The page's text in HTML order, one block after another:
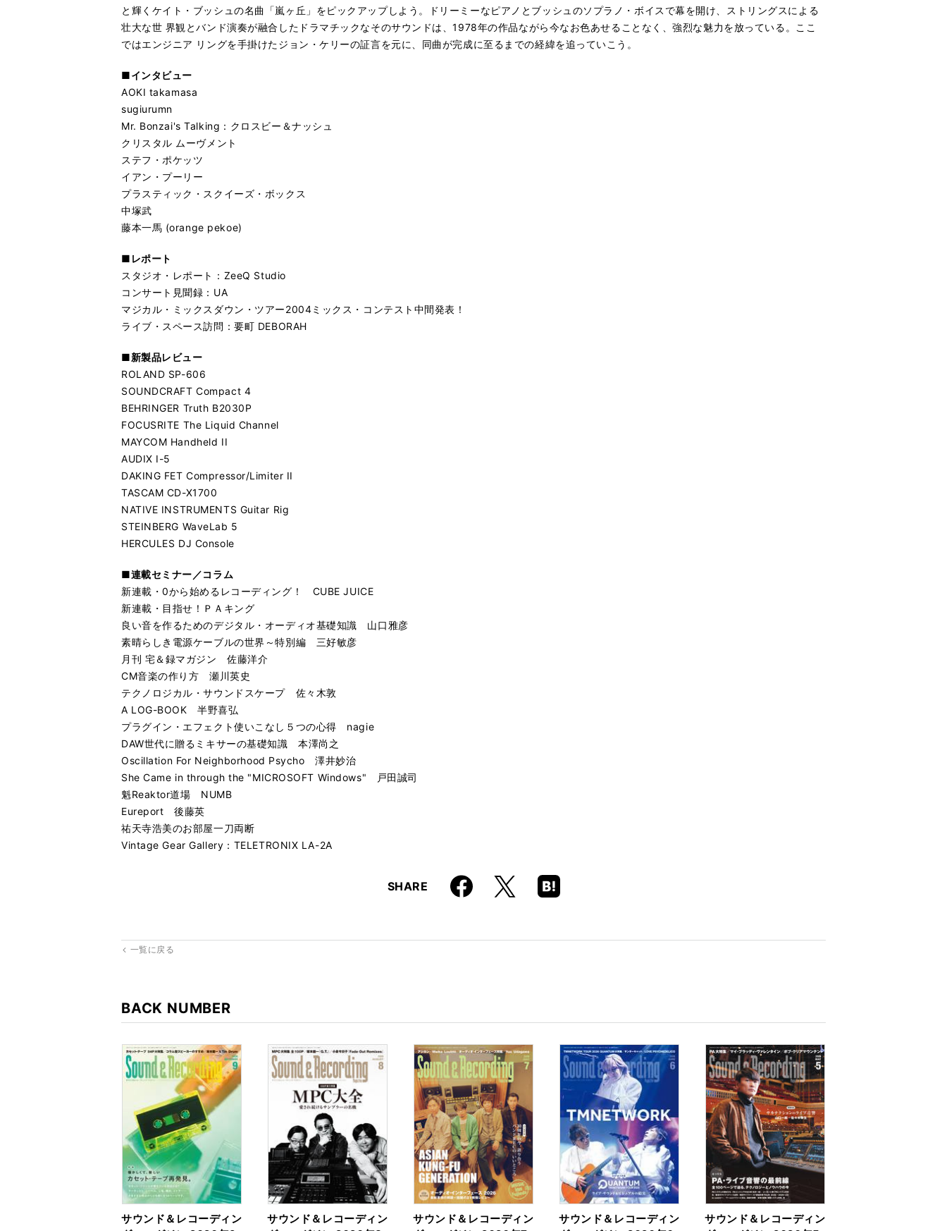
と輝くケイト・ブッシュの名曲「嵐ヶ丘」をピックアップしよう。ドリーミーなピアノとブッシュのソプラノ・ボイスで幕を開け、ストリングスによる
壮大な世 界観とバンド演奏が融合したドラマチックなそのサウンドは、1978年の作品ながら今なお色あせることなく、強烈な魅力を放っている。ここ
ではエンジニア リングを手掛けたジョン・ケリーの証言を元に、同曲が完成に至るまでの経緯を追っていこう。
■インタビュー
AOKI takamasa
sugiurumn
Mr. Bonzai's Talking：クロスビー＆ナッシュ
クリスタル ムーヴメント
ステフ・ポケッツ
イアン・プーリー
プラスティック・スクイーズ・ボックス
中塚武
藤本一馬 (orange pekoe)
■レポート
スタジオ・レポート：ZeeQ Studio
コンサート見聞録：UA
マジカル・ミックスダウン・ツアー2004ミックス・コンテスト中間発表！
ライブ・スペース訪問：要町 DEBORAH
■新製品レビュー
ROLAND SP-606
SOUNDCRAFT Compact 4
BEHRINGER Truth B2030P
FOCUSRITE The Liquid Channel
MAYCOM Handheld II
AUDIX I-5
DAKING FET Compressor/Limiter II
TASCAM CD-X1700
NATIVE INSTRUMENTS Guitar Rig
STEINBERG WaveLab 5
HERCULES DJ Console
■連載セミナー／コラム
新連載・0から始めるレコーディング！ CUBE JUICE
新連載・目指せ！ＰＡキング
良い音を作るためのデジタル・オーディオ基礎知識 山口雅彦
素晴らしき電源ケーブルの世界～特別編 三好敏彦
月刊 宅＆録マガジン 佐藤洋介
CM音楽の作り方 瀬川英史
テクノロジカル・サウンドスケープ 佐々木敦
A LOG-BOOK 半野喜弘
プラグイン・エフェクト使いこなし５つの心得 nagie
DAW世代に贈るミキサーの基礎知識 本澤尚之
Oscillation For Neighborhood Psycho 澤井妙治
She Came in through the "MICROSOFT Windows" 戸田誠司
魁Reaktor道場 NUMB
Eureport 後藤英
祐天寺浩美のお部屋一刀両断
Vintage Gear Gallery：TELETRONIX LA-2A
SHARE Faceboo
k
X
Hatena
Boo
一覧に戻る
BACK NUMBER
サウンド＆レコーディン
サウンド＆レコーディン
サウンド＆レコーディン
サウンド＆レコーディン
サウンド＆レコーディン